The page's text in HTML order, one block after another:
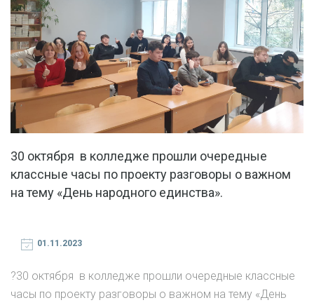
30 октября в колледже прошли очередные
классные часы по проекту разговоры о важном
на тему «День народного единства».
01.11.2023
?30 октября в колледже прошли очередные классные
часы по проекту разговоры о важном на тему «День